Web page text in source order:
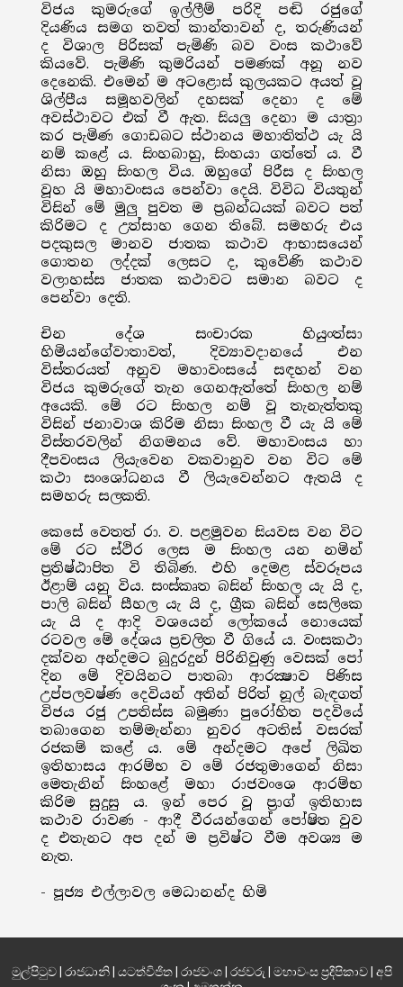
විජය කුමරුගේ ඉල්ලීම් පරිදි පඬි රජුගේ
දියණිය සමග තවත් කාන්තාවන් ද, තරුණියන්
ද විශාල පිරිසක් පැමිණි බව වංස කථාවේ
කියවේ. පැමිණි කුමරියන් පමණක් අනූ නව
දෙනෙකි. එමෙන් ම අටළොස් කුලයකට අයත් වූ
ශිල්පීය සමූහවලින් දහසක් දෙනා ද මේ
අවස්ථාවට එක් වී ඇත. සියලු දෙනා ම යාත්‍රා
කර පැමිණ ගොඩබට ස්ථානය මහාතිත්ථ යැ යි
නම් කළේ ය. සිංහබාහු, සිංහයා ගත්තේ ය. වී
නිසා ඔහු සිංහල විය. ඔහුගේ පිරීස ද සිංහල
වූහ යි මහාවංසය පෙන්වා දෙයි. විවිධ වියතුන්
විසින් මේ මුලු පුවත ම ප්‍රබන්ධයක් බවට පත්
කිරිමට ද උත්සාහ ගෙන තිබේ. සමහරු එය
පදකුසල මානව ජාතක කථාව ආභාසයෙන්
ගොතන ලද්දක් ලෙසට ද, කුවේණි කථාව
වලාහස්ස ජාතක කථාවට සමාන බවට ද
පෙන්වා දෙති.
චින දේශ සංචාරක හියුංත්සා
හිමියන්ගේවාතාවත්, දිව්‍යාවදානයේ එන
විස්තරයත් අනුව මහාවංසයේ සඳහන් වන
විජය කුමරුගේ තැන ගෙනඇත්තේ සිංහල නම්
අයෙකි. මේ රට සිංහල නම් වූ තැනැත්තකු
විසින් ජනාවාශ කිරිම නිසා සිංහල වී යැ යි මේ
විස්තරවලින් නිගමනය වේ. මහාවංසය හා
දීපවංසය ලියැවෙන වකවානුව වන විට මේ
කථා සංශෝධනය වී ලියැවෙන්නට ඇතයි ද
සමහරු සලකති.
කෙසේ වෙතත් රා. ව. පළමුවන සියවස වන විට
මේ රට ස්ථිර ලෙස ම සිංහල යන නමින්
ප්‍රතිෂ්ඨාපිත වි තිබිණ. එහි දෙමළ ස්වරූපය
ඊළාම් යනු විය. සංස්කෘත බසින් සිංහල යැ යි ද,
පාලි බසින් සීහල යැ යි ද, ග්‍රීක බසින් සෙලිකෙ
යැ යි ද ආදි වශයෙන් ලෝකයේ නොයෙක්
රටවල මේ දේශය ප්‍රචලිත වී ගියේ ය. වංසකථා
දක්වන අන්දමට බුදුරදුන් පිරිනිවුණු වෙසක් පෝ
දින මේ දිවයිනට පාතබා ආරක්‍ෂාව පිණිස
උප්පලවෂ්ණ දෙවියන් අතින් පිරිත් නූල් බැඳගත්
විජය රජු උපතිස්ස බමුණා පුරෝහිත පදවියේ
තබාගෙන තම්මැන්නා නුවර අටතිස් වසරක්
රජකම් කළේ ය. මේ අන්දමට අපේ ලිඛිත
ඉතිහාසය ආරම්භ ව මේ රජතුමාගෙන් නිසා
මෙතැනින් සිංහළේ මහා රාජවංශෙ ආරම්භ
කිරිම සුදුසු ය. ඉන් පෙර වූ ප්‍රාග් ඉතිහාස
කථාව රාවණ - ආදී වීරයන්ගෙන් පෝෂිත වුව
ද එතැනට අප දන් ම ප්‍රවිෂ්ට වීම අවශ්‍ය ම
නැත.
- පූජ්‍ය එල්ලාවල මෙධානන්ද හිමි
මුල්පිටුව| රාජධානි| යටත්විජිත| රාජවංශ| රජවරු මහාවංස ප්‍රදීපිකාව| අපි